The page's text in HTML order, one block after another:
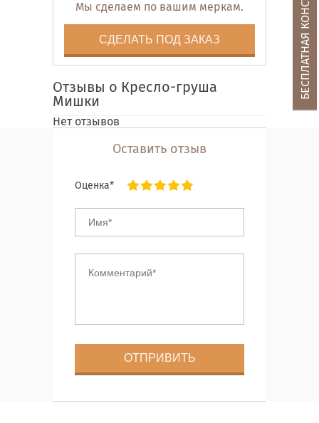
Мы сделаем по вашим меркам.
СДЕЛАТЬ ПОД ЗАКАЗ
Отзывы о Кресло-груша
Мишки
Нет отзывов
Оставить отзыв
Оценка*